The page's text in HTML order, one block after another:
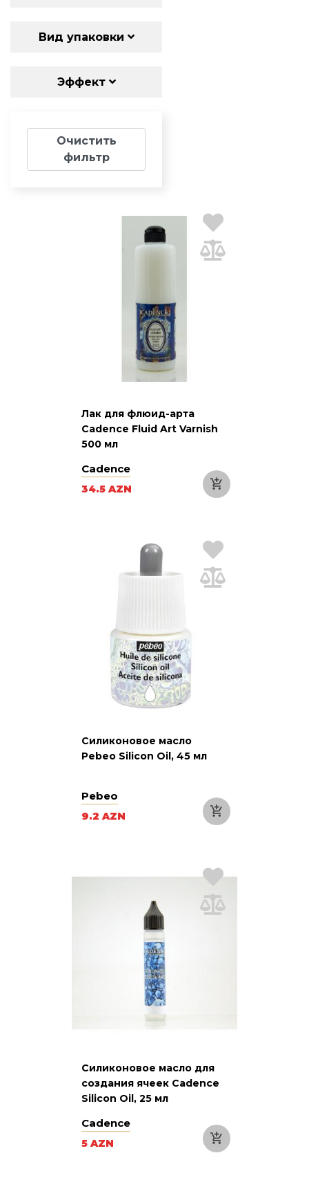
Вид упаковки
Эффект
Очистить
фильтр
Лак для флюид-арта
Cadence Fluid Art Varnish
500 мл
Cadence
34.5 AZN
Силиконовое масло
Pebeo Silicon Oil, 45 мл
Pebeo
9.2 AZN
Силиконовое масло для
создания ячеек Cadence
Silicon Oil, 25 мл
Cadence
5 AZN